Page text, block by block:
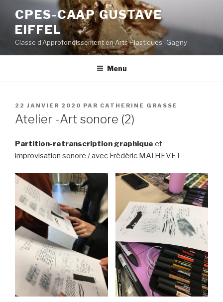
contenu
principal
CPES-CAAP GUSTAVE
EIFFEL
Classe d'Approfondissement en Arts Plastiques -Gagny
Menu
PUBLIÉ
LE
22 JANVIER 2020 PAR CATHERINE GRASSE
Atelier -Art sonore (2)
Partition-retranscription graphique et
improvisation sonore / avec Frédéric MATHEVET